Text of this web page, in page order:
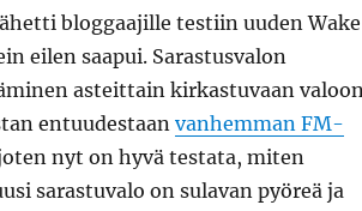
bloggaajille testiin uuden
eilen saapui. Sarastusvalon
asteittain kirkastuvaan
entuudestaanvanhemman FM-
nyt on hyvä testata, miten
sarastuvalo on sulavan pyöreä ja